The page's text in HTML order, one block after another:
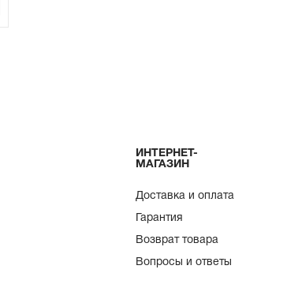
ИНТЕРНЕТ-
МАГАЗИН
Доставка и оплата
Гарантия
Возврат товара
Вопросы и ответы